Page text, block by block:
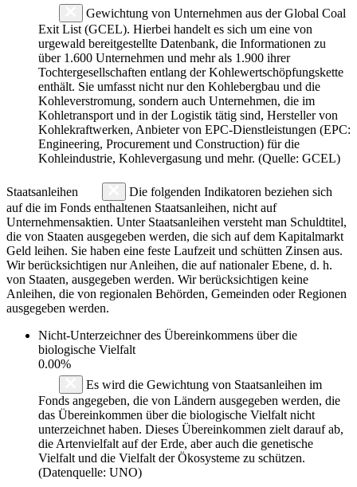
Gewichtung von Unternehmen aus der Global Coal
Exit List (GCEL). Hierbei handelt es sich um eine von
urgewald bereitgestellte Datenbank, die Informationen zu
über 1.600 Unternehmen und mehr als 1.900 ihrer
Tochtergesellschaften entlang der Kohlewertschöpfungskette
enthält. Sie umfasst nicht nur den Kohlebergbau und die
Kohleverstromung, sondern auch Unternehmen, die im
Kohletransport und in der Logistik tätig sind, Hersteller von
Kohlekraftwerken, Anbieter von EPC-Dienstleistungen (EPC:
Engineering, Procurement und Construction) für die
Kohleindustrie, Kohlevergasung und mehr. (Quelle: GCEL)
Staatsanleihen
Die folgenden Indikatoren beziehen sich
auf die im Fonds enthaltenen Staatsanleihen, nicht auf
Unternehmensaktien. Unter Staatsanleihen versteht man Schuldtitel,
die von Staaten ausgegeben werden, die sich auf dem Kapitalmarkt
Geld leihen. Sie haben eine feste Laufzeit und schütten Zinsen aus.
Wir berücksichtigen nur Anleihen, die auf nationaler Ebene, d. h.
von Staaten, ausgegeben werden. Wir berücksichtigen keine
Anleihen, die von regionalen Behörden, Gemeinden oder Regionen
ausgegeben werden.
Nicht-Unterzeichner des Übereinkommens über die
biologische Vielfalt
0.00%
Es wird die Gewichtung von Staatsanleihen im
Fonds angegeben, die von Ländern ausgegeben werden, die
das Übereinkommen über die biologische Vielfalt nicht
unterzeichnet haben. Dieses Übereinkommen zielt darauf ab,
die Artenvielfalt auf der Erde, aber auch die genetische
Vielfalt und die Vielfalt der Ökosysteme zu schützen.
(Datenquelle: UNO)